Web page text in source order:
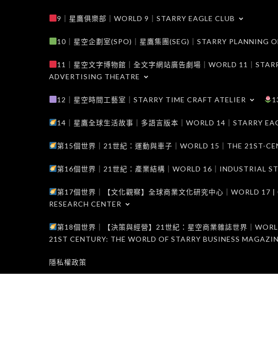
9｜星鷹俱樂部｜WORLD 9｜STARRY EAGLE CLUB
10｜星空企劃室(SPO)｜星鷹集團(SEG)｜STARRY PLANNING
11｜星空文字博物館｜全文字網站廣告劇場｜WORLD 11｜
ADVERTISING THEATRE
12｜星空時間工藝室｜STARRY TIME CRAFT ATELIER
14｜星鷹全球生活故事｜多語言版本｜WORLD 14｜STARRY
第15個世界｜21世紀：運動與車子｜WORLD 15｜THE 21ST-
第16個世界｜21世紀：產業結構｜WORLD 16｜INDUSTRIAL
第17個世界｜【文化觀察】全球商業文化研究中心｜WORLD 17
RESEARCH CENTER
第18個世界｜【決策與經營】21世紀：星空商業雜誌世界｜
21ST CENTURY: THE WORLD OF STARRY BUSINESS
隱私權政策